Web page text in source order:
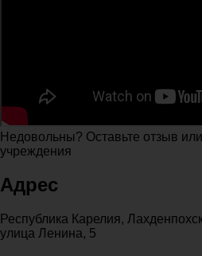
Недовольны? Оставьте отзыв
учреждения
Адрес
Республика Карелия,
улица Ленина, 5